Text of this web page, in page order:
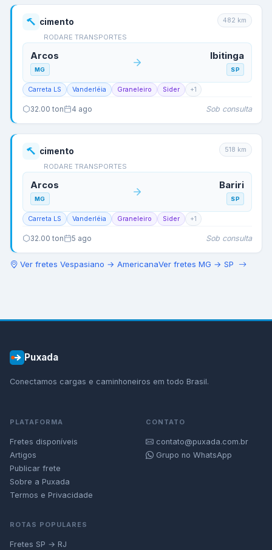
cimento
RODARE TRANSPORTES
482 km
Arcos
MG
Ibitinga
SP
Carreta LS Vanderléia Graneleiro Sider +1
32.00 ton 4 ago Sob consulta
cimento
RODARE TRANSPORTES
518 km
Arcos
MG
Bariri
SP
Carreta LS Vanderléia Graneleiro Sider +1
32.00 ton 5 ago Sob consulta
Ver fretes Vespasiano → AmericanaVer fretes MG → SP
Puxada
Conectamos cargas e caminhoneiros em todo Brasil.
PLATAFORMA
Fretes disponíveis
Artigos
Publicar frete
Sobre a Puxada
Termos e Privacidade
CONTATO
contato@puxada.com.br
Grupo no WhatsApp
ROTAS POPULARES
Fretes SP → RJ